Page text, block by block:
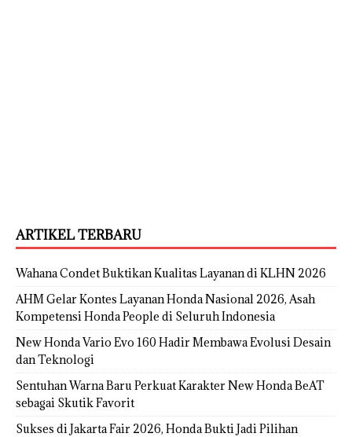
ARTIKEL TERBARU
Wahana Condet Buktikan Kualitas Layanan di KLHN 2026
AHM Gelar Kontes Layanan Honda Nasional 2026, Asah
Kompetensi Honda People di Seluruh Indonesia
New Honda Vario Evo 160 Hadir Membawa Evolusi Desain
dan Teknologi
Sentuhan Warna Baru Perkuat Karakter New Honda BeAT
sebagai Skutik Favorit
Sukses di Jakarta Fair 2026, Honda Bukti Jadi Pilihan